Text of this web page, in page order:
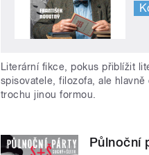
Literární fikce, pokus přiblížit
spisovatele, filozofa, ale hlavně
trochu jinou formou.
Půlnoční